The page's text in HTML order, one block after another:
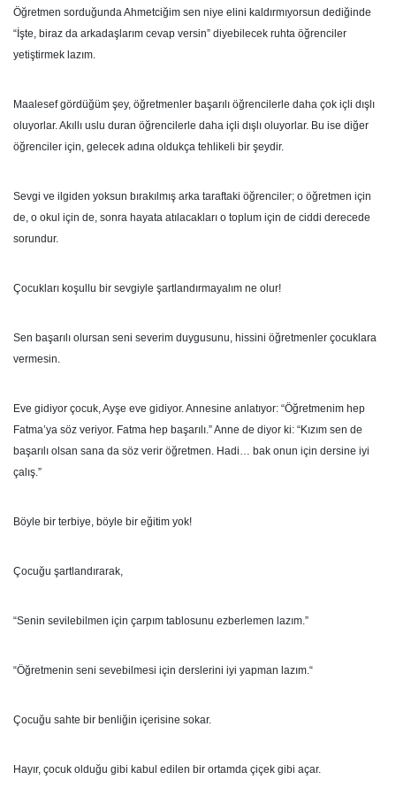
Öğretmen sorduğunda Ahmetciğim sen niye elini kaldırmıyorsun dediğinde
“İşte, biraz da arkadaşlarım cevap versin” diyebilecek ruhta öğrenciler
yetiştirmek lazım.
Maalesef gördüğüm şey, öğretmenler başarılı öğrencilerle daha çok içli dışlı
oluyorlar. Akıllı uslu duran öğrencilerle daha içli dışlı oluyorlar. Bu ise diğer
öğrenciler için, gelecek adına oldukça tehlikeli bir şeydir.
Sevgi ve ilgiden yoksun bırakılmış arka taraftaki öğrenciler; o öğretmen için
de, o okul için de, sonra hayata atılacakları o toplum için de ciddi derecede
sorundur.
Çocukları koşullu bir sevgiyle şartlandırmayalım ne olur!
Sen başarılı olursan seni severim duygusunu, hissini öğretmenler çocuklara
vermesin.
Eve gidiyor çocuk, Ayşe eve gidiyor. Annesine anlatıyor: “Öğretmenim hep
Fatma’ya söz veriyor. Fatma hep başarılı.” Anne de diyor ki: “Kızım sen de
başarılı olsan sana da söz verir öğretmen. Hadi… bak onun için dersine iyi
çalış.”
Böyle bir terbiye, böyle bir eğitim yok!
Çocuğu şartlandırarak,
“Senin sevilebilmen için çarpım tablosunu ezberlemen lazım.”
“Öğretmenin seni sevebilmesi için derslerini iyi yapman lazım.“
Çocuğu sahte bir benliğin içerisine sokar.
Hayır, çocuk olduğu gibi kabul edilen bir ortamda çiçek gibi açar.